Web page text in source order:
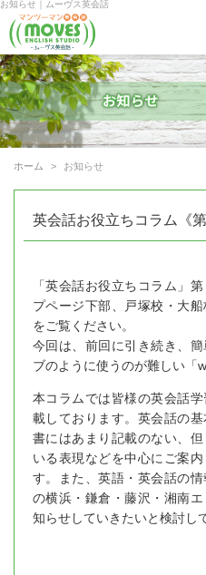
お知らせ｜ムーヴス英会話
ホーム お知らせ
英会話お役立ちコラム《
「英会話お役立ちコラム」
プページ下部、戸塚校・大
をご覧ください。
今回は、前回に引き続き、
ブのように使うのが難しい「
本コラムでは皆様の英会話
載しております。英会話の
書にはあまり記載のない、
いる表現などを中心にご案
す。また、英語・英会話の
の横浜・鎌倉・藤沢・湘南
知らせしていきたいと検討し